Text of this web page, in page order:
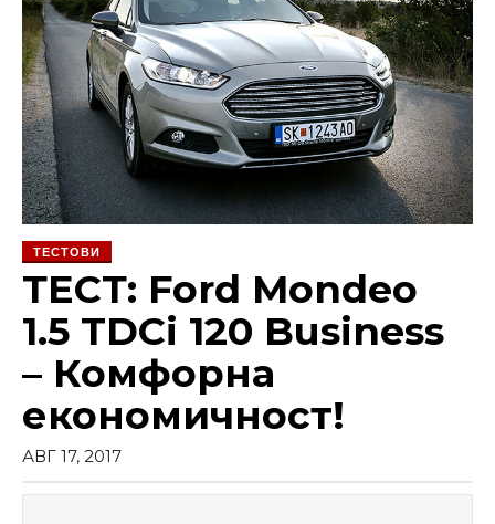
ТЕСТОВИ
ТЕСТ: Ford Mondeo
1.5 TDCi 120 Business
– Комфорна
економичност!
АВГ 17, 2017